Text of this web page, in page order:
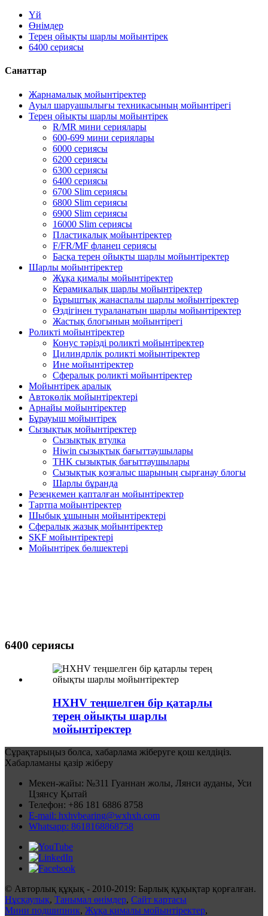
Үй
Өнімдер
Терең ойықты шарлы мойынтірек
6400 сериясы
Санаттар
Жарнамалық мойынтіректер
Ауыл шаруашылығы техникасының мойынтірегі
Терең ойықты шарлы мойынтірек
R/MR мини сериялары
600-699 мини сериялары
6000 сериясы
6200 сериясы
6300 сериясы
6400 сериясы
6700 Slim сериясы
6800 Slim сериясы
6900 Slim сериясы
16000 Slim сериясы
Пластикалық мойынтіректер
F/FR/MF фланец сериясы
Басқа терең ойықты шарлы мойынтіректер
Шарлы мойынтіректер
Жұқа қималы мойынтіректер
Керамикалық шарлы мойынтіректер
Бұрыштық жанаспалы шарлы мойынтіректер
Өздігінен тураланатын шарлы мойынтіректер
Жастық блогының мойынтірегі
Роликті мойынтіректер
Конус тәрізді роликті мойынтіректер
Цилиндрлік роликті мойынтіректер
Ине мойынтіректер
Сфералық роликті мойынтіректер
Мойынтірек аралық
Автокөлік мойынтіректері
Арнайы мойынтіректер
Бұрауыш мойынтірек
Сызықтық мойынтіректер
Сызықтық втулка
Hiwin сызықтық бағыттаушылары
THK сызықтық бағыттаушылары
Сызықтық қозғалыс шарының сырғанау блогы
Шарлы бұранда
Резеңкемен қапталған мойынтіректер
Тартпа мойынтіректер
Шыбық ұшының мойынтіректері
Сфералық жазық мойынтіректер
SKF мойынтіректері
Мойынтірек бөлшектері
6400 сериясы
HXHV теңшелген бір қатарлы
терең ойықты шарлы
мойынтіректер
Сұрақтарыңыз болса, хабарлама жіберуге қош келдіңіз.
Хабарламаны қазір жіберу
Мекен-жайы: №311 Гуаннан жолы, Лянси ауданы, Уси
Цзянсу Қытай
Телефон: +86 181 6886 8758
E-mail: hxhvbearing@wxhxh.com
Whatsapp: 8618168868758
© Авторлық құқық - 2010-2019: Барлық құқықтар қорғалған.
Нұсқаулық, Танымал өнімдер, Сайт картасы
Мини подшипник, Жұқа қималы мойынтіректер,